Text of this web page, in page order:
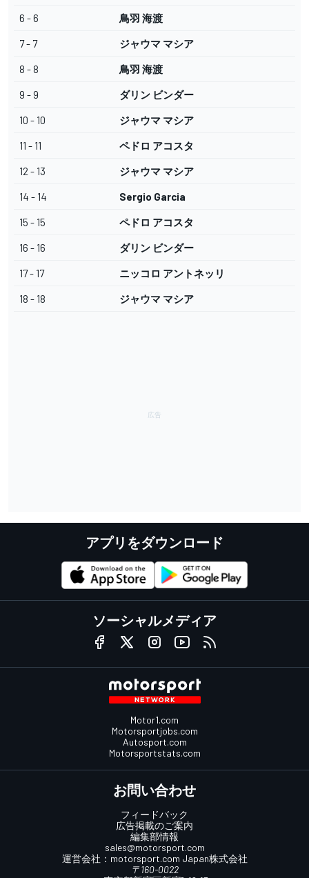
6 - 6 鳥羽 海渡
7 - 7 ジャウマ マシア
8 - 8 鳥羽 海渡
9 - 9 ダリン ビンダー
10 - 10 ジャウマ マシア
11 - 11 ペドロ アコスタ
12 - 13 ジャウマ マシア
14 - 14 Sergio Garcia
15 - 15 ペドロ アコスタ
16 - 16 ダリン ビンダー
17 - 17 ニッコロ アントネッリ
18 - 18 ジャウマ マシア
アプリをダウンロード
ソーシャルメディア
Motor1.com
Motorsportjobs.com
Autosport.com
Motorsportstats.com
お問い合わせ
フィードバック
広告掲載のご案内
編集部情報
sales@motorsport.com
運営会社： motorsport.com Japan株式会社
〒160-0022